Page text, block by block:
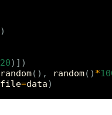
)
20)])
random(), random() *
file=data)